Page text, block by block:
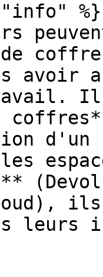
%}
avoir
d'un
les
ils
leurs